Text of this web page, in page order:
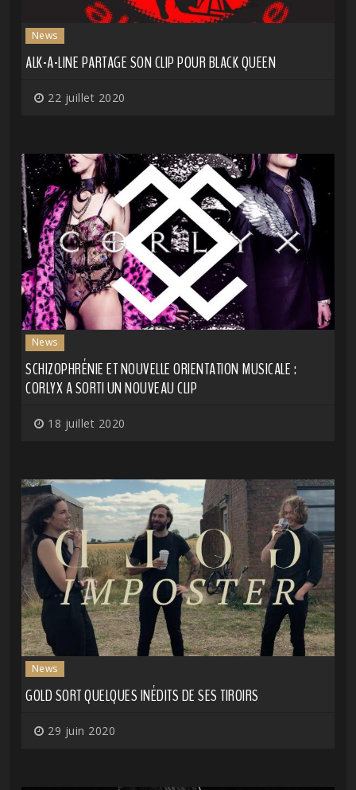
News
ALK-A-LINE PARTAGE SON CLIP POUR BLACK QUEEN
22 juillet 2020
News
SCHIZOPHRÉNIE ET NOUVELLE ORIENTATION MUSICALE :
CORLYX A SORTI UN NOUVEAU CLIP
18 juillet 2020
News
GOLD SORT QUELQUES INÉDITS DE SES TIROIRS
29 juin 2020